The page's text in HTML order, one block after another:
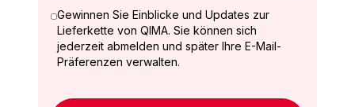
Gewinnen Sie Einblicke und Updates zur
Lieferkette von QIMA. Sie können sich
jederzeit abmelden und später Ihre E-Mail-
Präferenzen verwalten.